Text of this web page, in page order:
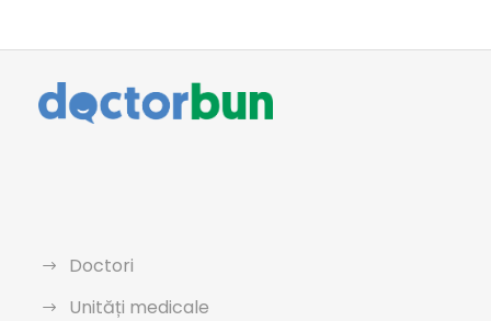
Doctori
Unități medicale